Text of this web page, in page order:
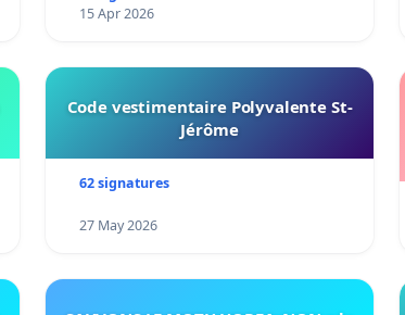
15 Apr 2026
Code vestimentaire Polyvalente St-
Jérôme
62 signatures
27 May 2026